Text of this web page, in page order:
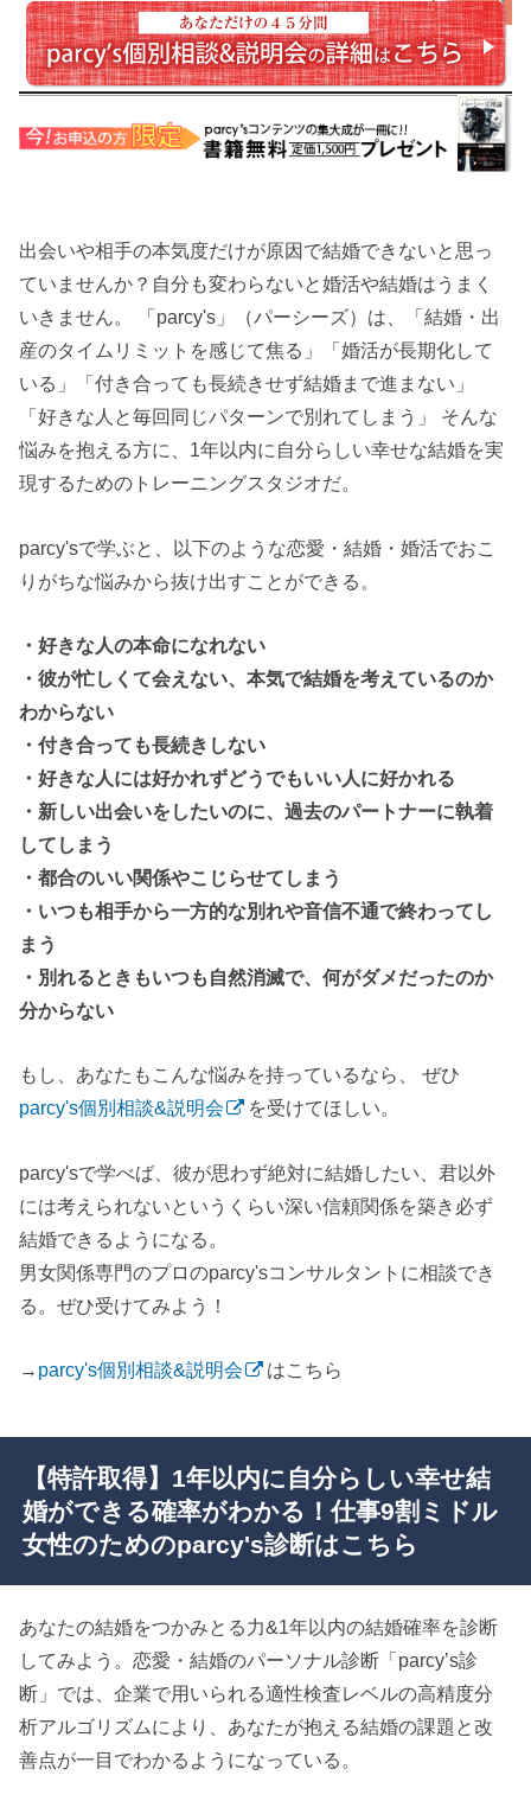
出会いや相手の本気度だけが原因で結婚できないと思っ
ていませんか？自分も変わらないと婚活や結婚はうまく
いきません。 「parcy's」（パーシーズ）は、「結婚・出
産のタイムリミットを感じて焦る」「婚活が長期化して
いる」「付き合っても長続きせず結婚まで進まない」
「好きな人と毎回同じパターンで別れてしまう」 そんな
悩みを抱える方に、1年以内に自分らしい幸せな結婚を実
現するためのトレーニングスタジオだ。
parcy'sで学ぶと、以下のような恋愛・結婚・婚活でおこ
りがちな悩みから抜け出すことができる。
・好きな人の本命になれない
・彼が忙しくて会えない、本気で結婚を考えているのか
わからない
・付き合っても長続きしない
・好きな人には好かれずどうでもいい人に好かれる
・新しい出会いをしたいのに、過去のパートナーに執着
してしまう
・都合のいい関係やこじらせてしまう
・いつも相手から一方的な別れや音信不通で終わってし
まう
・別れるときもいつも自然消滅で、何がダメだったのか
分からない
もし、あなたもこんな悩みを持っているなら、 ぜひ
parcy's個別相談&説明会
を受けてほしい。
parcy'sで学べば、彼が思わず絶対に結婚したい、君以外
には考えられないというくらい深い信頼関係を築き必ず
結婚できるようになる。
男女関係専門のプロのparcy'sコンサルタントに相談でき
る。ぜひ受けてみよう！
→ parcy's個別相談&説明会 はこちら
【特許取得】1年以内に自分らしい幸せ結
婚ができる確率がわかる！仕事9割ミドル
女性のためのparcy's診断はこちら
あなたの結婚をつかみとる力&1年以内の結婚確率を診断
してみよう。恋愛・結婚のパーソナル診断「parcy’s診
断」では、企業で用いられる適性検査レベルの高精度分
析アルゴリズムにより、あなたが抱える結婚の課題と改
善点が一目でわかるようになっている。